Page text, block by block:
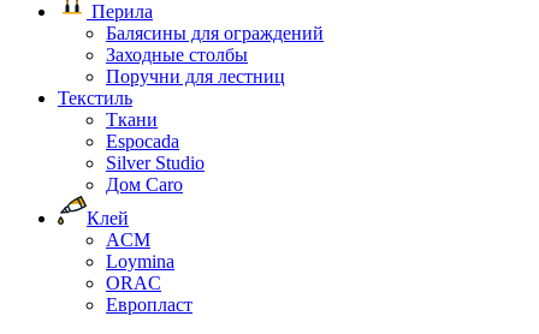
Перила
Балясины для ограждений
Заходные столбы
Поручни для лестниц
Текстиль
Ткани
Espocada
Silver Studio
Дом Caro
Клей
ACM
Loymina
ORAC
Европласт